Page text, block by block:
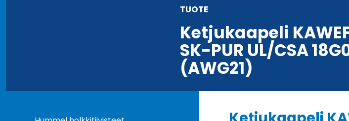
TUOTE
Ketjukaapeli
SK-PUR UL/CSA
(AWG21)